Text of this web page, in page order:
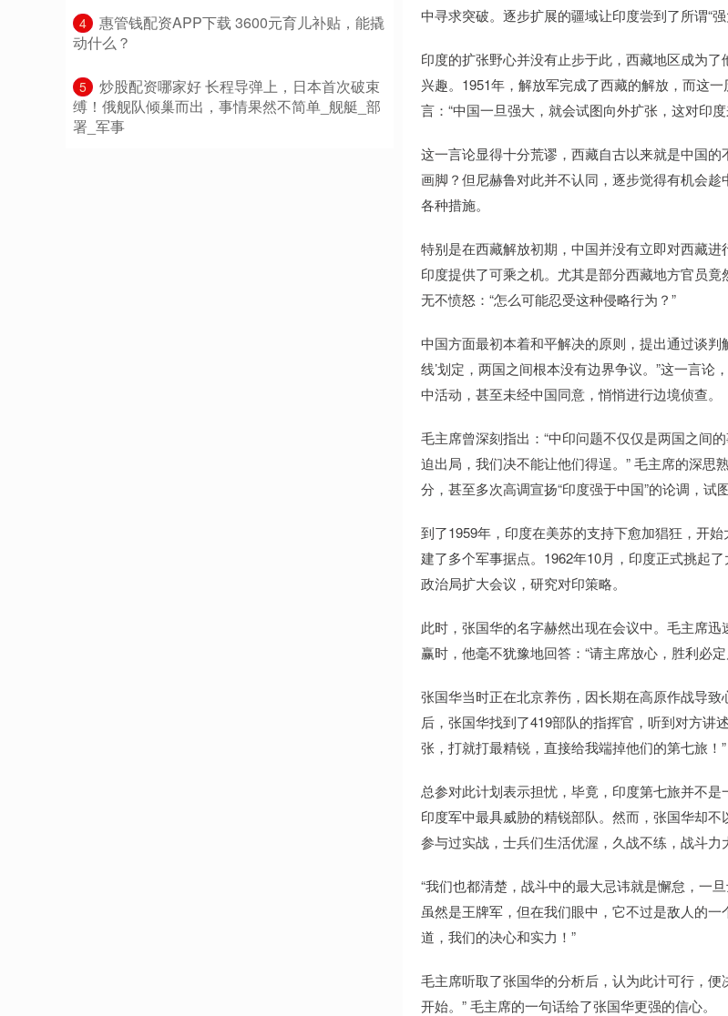
中寻求突破。逐步扩展的疆域让印度尝到了所谓“
印度的扩张野心并没有止步于此，西藏地区成为
兴趣。1951年，解放军完成了西藏的解放，而这
言：“中国一旦强大，就会试图向外扩张，这对印
这一言论显得十分荒谬，西藏自古以来就是中国
画脚？但尼赫鲁对此并不认同，逐步觉得有机会
各种措施。
特别是在西藏解放初期，中国并没有立即对西藏
印度提供了可乘之机。尤其是部分西藏地方官员
无不愤怒：“怎么可能忍受这种侵略行为？”
中国方面最初本着和平解决的原则，提出通过谈
线’划定，两国之间根本没有边界争议。”这一言
中活动，甚至未经中国同意，悄悄进行边境侦查。
毛主席曾深刻指出：“中印问题不仅仅是两国之间
迫出局，我们决不能让他们得逞。” 毛主席的深思
分，甚至多次高调宣扬“印度强于中国”的论调，试
到了1959年，印度在美苏的支持下愈加猖狂，开
建了多个军事据点。1962年10月，印度正式挑起
政治局扩大会议，研究对印策略。
此时，张国华的名字赫然出现在会议中。毛主席
赢时，他毫不犹豫地回答：“请主席放心，胜利必
张国华当时正在北京养伤，因长期在高原作战导
后，张国华找到了419部队的指挥官，听到对方讲
张，打就打最精锐，直接给我端掉他们的第七旅！”
总参对此计划表示担忧，毕竟，印度第七旅并不
印度军中最具威胁的精锐部队。然而，张国华却
参与过实战，士兵们生活优渥，久战不练，战斗力
“我们也都清楚，战斗中的最大忌讳就是懈怠，一
虽然是王牌军，但在我们眼中，它不过是敌人的
道，我们的决心和实力！”
毛主席听取了张国华的分析后，认为此计可行，
开始。” 毛主席的一句话给了张国华更强的信心。
4
​惠管钱配资APP下载 3600元育儿补贴，能撬
动什么？
5
​炒股配资哪家好 长程导弹上，日本首次破束
缚！俄舰队倾巢而出，事情果然不简单_舰艇_部
署_军事